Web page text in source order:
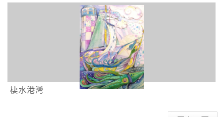
棲水港灣